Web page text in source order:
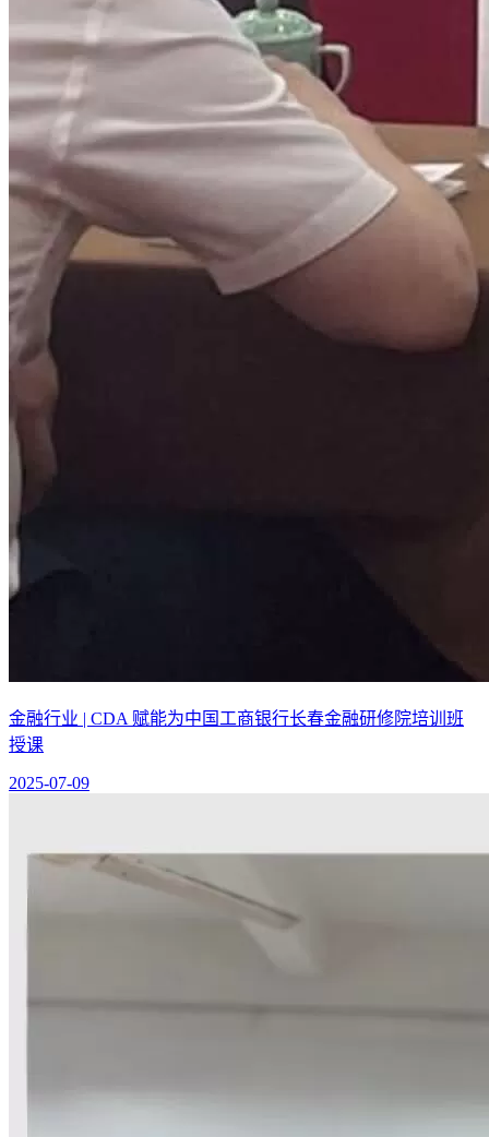
金融行业 | CDA 赋能为中国工商银行长春金融研修院培训班
授课
2025-07-09